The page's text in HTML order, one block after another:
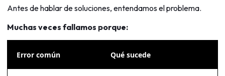
Antes de hablar de soluciones, entendamos el problema.
Muchas veces fallamos porque:
Error común Qué sucede